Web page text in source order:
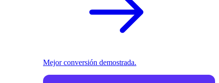
Mejor conversión demostrada.